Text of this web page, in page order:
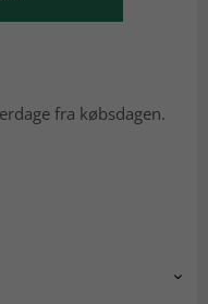
fra købsdagen.